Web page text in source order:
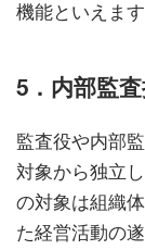
機能といえます
5．内部監
監査役や内部
対象から独立
の対象は組織
た経営活動の